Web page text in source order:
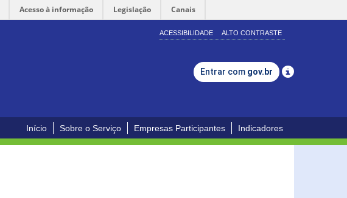
Acesso à informação Legislação Canais
ACESSIBILIDADE ALTO CONTRASTE
Entrar com gov.br
Início Sobre o Serviço Empresas Participantes Indicadores